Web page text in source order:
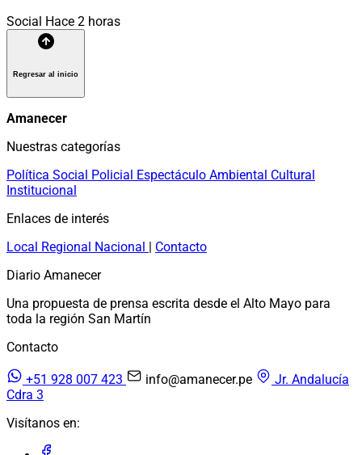
Social Hace 2 horas
Regresar al inicio
Amanecer
Nuestras categorías
Política Social Policial Espectáculo Ambiental Cultural
Institucional
Enlaces de interés
Local Regional Nacional | Contacto
Diario Amanecer
Una propuesta de prensa escrita desde el Alto Mayo para
toda la región San Martín
Contacto
+51 928 007 423 info@amanecer.pe
Jr. Andalucía
Cdra 3
Visítanos en: